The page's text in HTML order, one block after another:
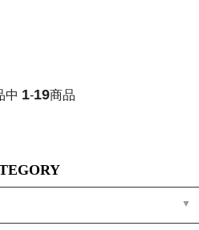
中 1-19商品